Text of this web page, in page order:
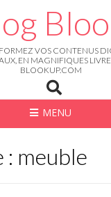
VOS CONTENUS
EN MAGNIFIQUES
BLOOKUP.COM
MENU
meuble